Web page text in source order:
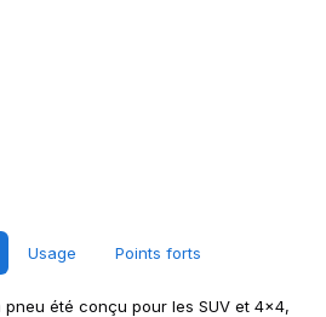
Usage Points forts
été conçu pour les SUV et 4x4,